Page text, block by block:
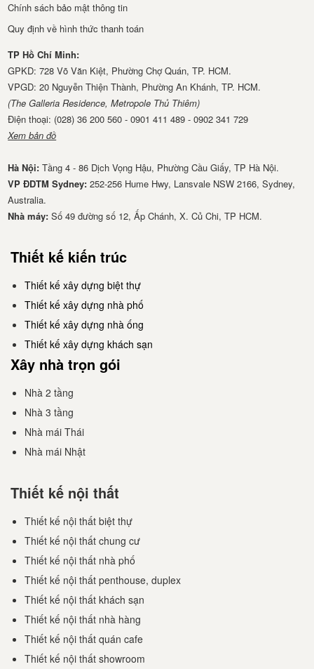
Chính sách bảo mật thông tin
Quy định về hình thức thanh toán
TP Hồ Chí Minh:
GPKD: 728 Võ Văn Kiệt, Phường Chợ Quán, TP. HCM.
VPGD: 20 Nguyễn Thiện Thành, Phường An Khánh, TP. HCM.
(The Galleria Residence, Metropole Thủ Thiêm)
Điện thoại: (028) 36 200 560 - 0901 411 489 - 0902 341 729
Xem bản đồ
Hà Nội:Tầng 4 - 86 Dịch Vọng Hậu, Phường Cầu Giấy, TP Hà Nội.
VP ĐDTM Sydney: 252-256 Hume Hwy, Lansvale NSW 2166, Sydney,
Australia.
Nhà má​y: Số 49 đường số 12, Ấp Chánh, X. Củ Chi, TP HCM.
Thiết kế kiến trúc
Thiết kế xây dựng biệt thự
Thiết kế xây dựng nhà phố
Thiết kế xây dựng nhà ống
Thiết kế xây dựng khách sạn
Xây nhà trọn gói
Nhà 2 tầng
Nhà 3 tầng
Nhà mái Thái
Nhà mái Nhật
Thiết kế nội thất
Thiết kế nội thất biệt thự
Thiết kế nội thất chung cư
Thiết kế nội thất nhà phố
Thiết kế nội thất penthouse, duplex
Thiết kế nội thất khách sạn
Thiết kế nội thất nhà hàng
Thiết kế nội thất quán cafe
Thiết kế nội thất showroom